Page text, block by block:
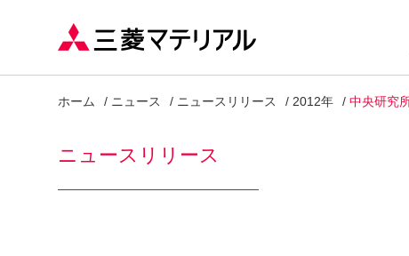
ホーム ニュース ニュースリリース 2012年 中央研究
ニュースリリース